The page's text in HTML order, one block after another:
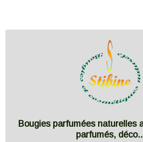
Bougies parfumées naturelles
parfumés,